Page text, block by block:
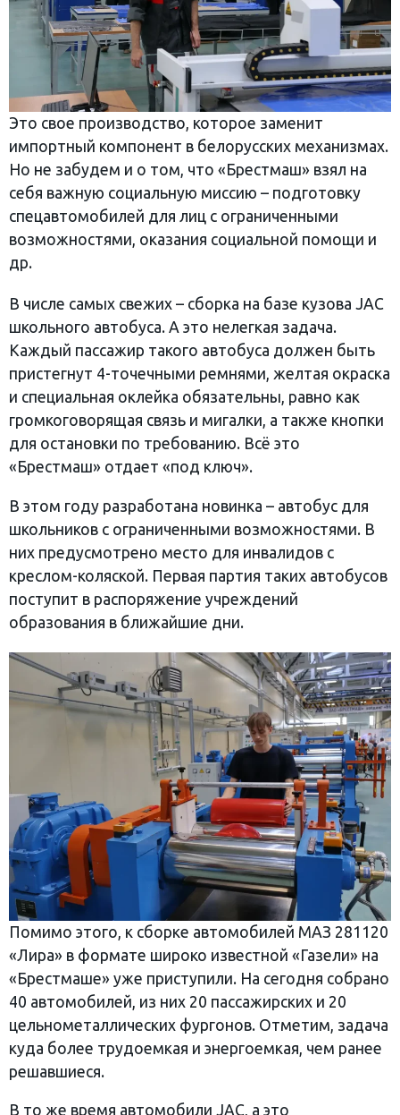
Это свое производство, которое заменит
импортный компонент в белорусских механизмах.
Но не забудем и о том, что «Брестмаш» взял на
себя важную социальную миссию – подготовку
спецавтомобилей для лиц с ограниченными
возможностями, оказания социальной помощи и
др.
В числе самых свежих – сборка на базе кузова JAC
школьного автобуса. А это нелегкая задача.
Каждый пассажир такого автобуса должен быть
пристегнут 4-точечными ремнями, желтая окраска
и специальная оклейка обязательны, равно как
громкоговорящая связь и мигалки, а также кнопки
для остановки по требованию. Всё это
«Брестмаш» отдает «под ключ».
В этом году разработана новинка – автобус для
школьников с ограниченными возможностями. В
них предусмотрено место для инвалидов с
креслом-коляской. Первая партия таких автобусов
поступит в распоряжение учреждений
образования в ближайшие дни.
Помимо этого, к сборке автомобилей МАЗ 281120
«Лира» в формате широко известной «Газели» на
«Брестмаше» уже приступили. На сегодня собрано
40 автомобилей, из них 20 пассажирских и 20
цельнометаллических фургонов. Отметим, задача
куда более трудоемкая и энергоемкая, чем ранее
решавшиеся.
В то же время автомобили JAC, а это